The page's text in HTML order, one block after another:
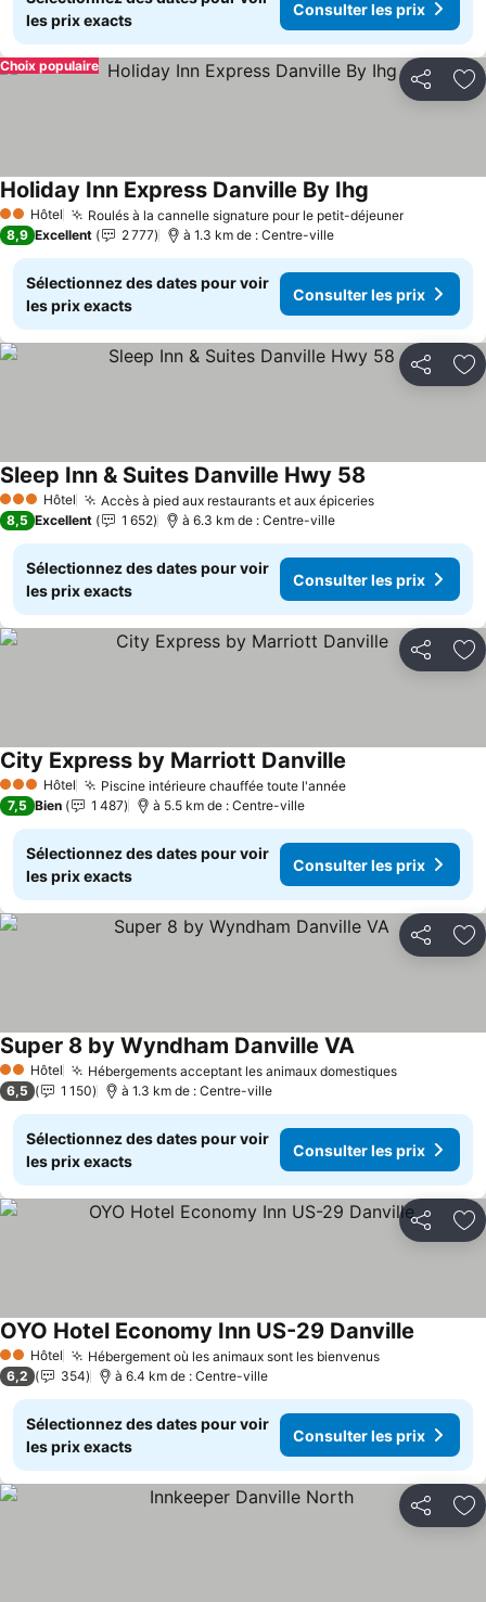
les prix exacts
Consulter les prix
Partager
Choix populaire
2 Étoiles
Hôtel Roulés à la cannelle signature pour le petit-déjeuner
Holiday Inn Express Danville By Ihg
8,9 Excellent 2 777 à 1.3 km de : Centre-ville
Sélectionnez des dates pour voir
les prix exacts
Consulter les prix
Partager
3 ÉtoilesHôtel Accès à pied aux restaurants et aux épiceriesConsulter
Sleep Inn & Suites Danville Hwy 58
8,5 Excellent 1 652 à 6.3 km de : Centre-ville
Sélectionnez des dates pour voir
les prix exacts
Consulter les prix
Partager
3 ÉtoilesHôtel Piscine intérieure chauffée toute l'annéeConsulter les
City Express by Marriott Danville
7,5 Bien 1 487 à 5.5 km de : Centre-ville
Sélectionnez des dates pour voir
les prix exacts
Consulter les prix
Partager
2 Étoiles
Hôtel Hébergements acceptant les animaux domestiquesConsulter
Super 8 by Wyndham Danville VAConsulter les
6,5 1 150 à 1.3 km de : Centre-ville
Sélectionnez des dates pour voir
les prix exacts
Consulter les prix
Partager
2 Étoiles
Hôtel Hébergement où les animaux sont les bienvenusConsulter
OYO Hotel Economy Inn US-29 Danville
6,2 354 à 6.4 km de : Centre-ville
Sélectionnez des dates pour voir
les prix exacts
Consulter les prix
Partager